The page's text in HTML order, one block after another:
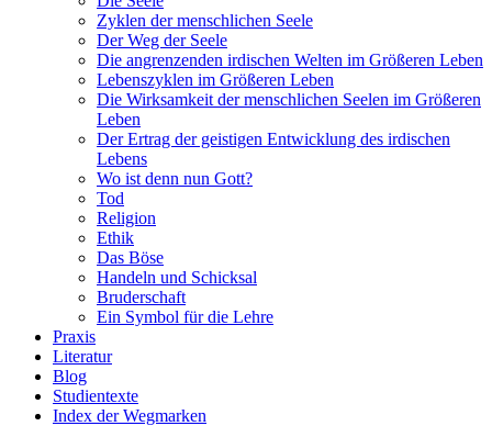
Zyklen der menschlichen Seele
Der Weg der Seele
Die angrenzenden irdischen Welten im Größeren Leben
Lebenszyklen im Größeren Leben
Die Wirksamkeit der menschlichen Seelen im Größeren
Leben
Der Ertrag der geistigen Entwicklung des irdischen
Lebens
Wo ist denn nun Gott?
Tod
Religion
Ethik
Das Böse
Handeln und Schicksal
Bruderschaft
Ein Symbol für die Lehre
Praxis
Literatur
Blog
Studientexte
Index der Wegmarken